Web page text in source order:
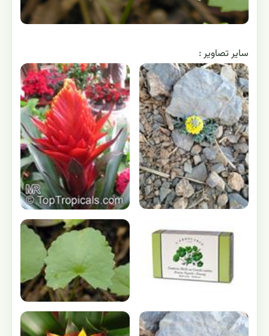
ساير تصاوير :